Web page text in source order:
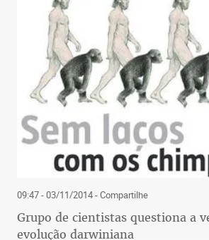
09:47 - 03/11/2014- Compartilhe
Grupo de cientistas questiona a
evolução darwiniana